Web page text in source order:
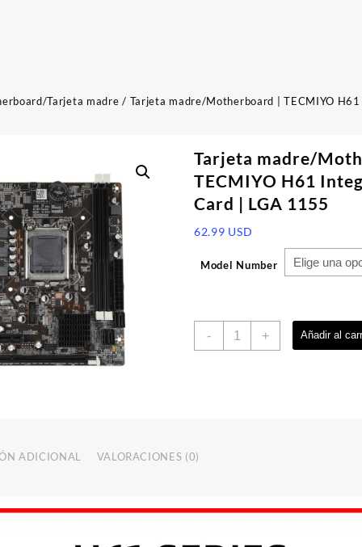
Tarjeta madre / Tarjeta madre/Motherboard | TECMIYO H61
Tarjeta madre/
TECMIYO H61
Card | LGA 1155
62.99 USD
Model Number
-
Tarjeta
madre/Motherboard
cantidad
+ Añadir al
ADICIONAL VALORACIONES (0)